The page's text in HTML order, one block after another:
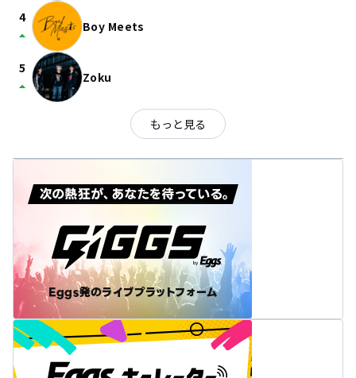
4
arrow_drop_up Boy Meets
5
arrow_drop_up Zoku
もっと見る